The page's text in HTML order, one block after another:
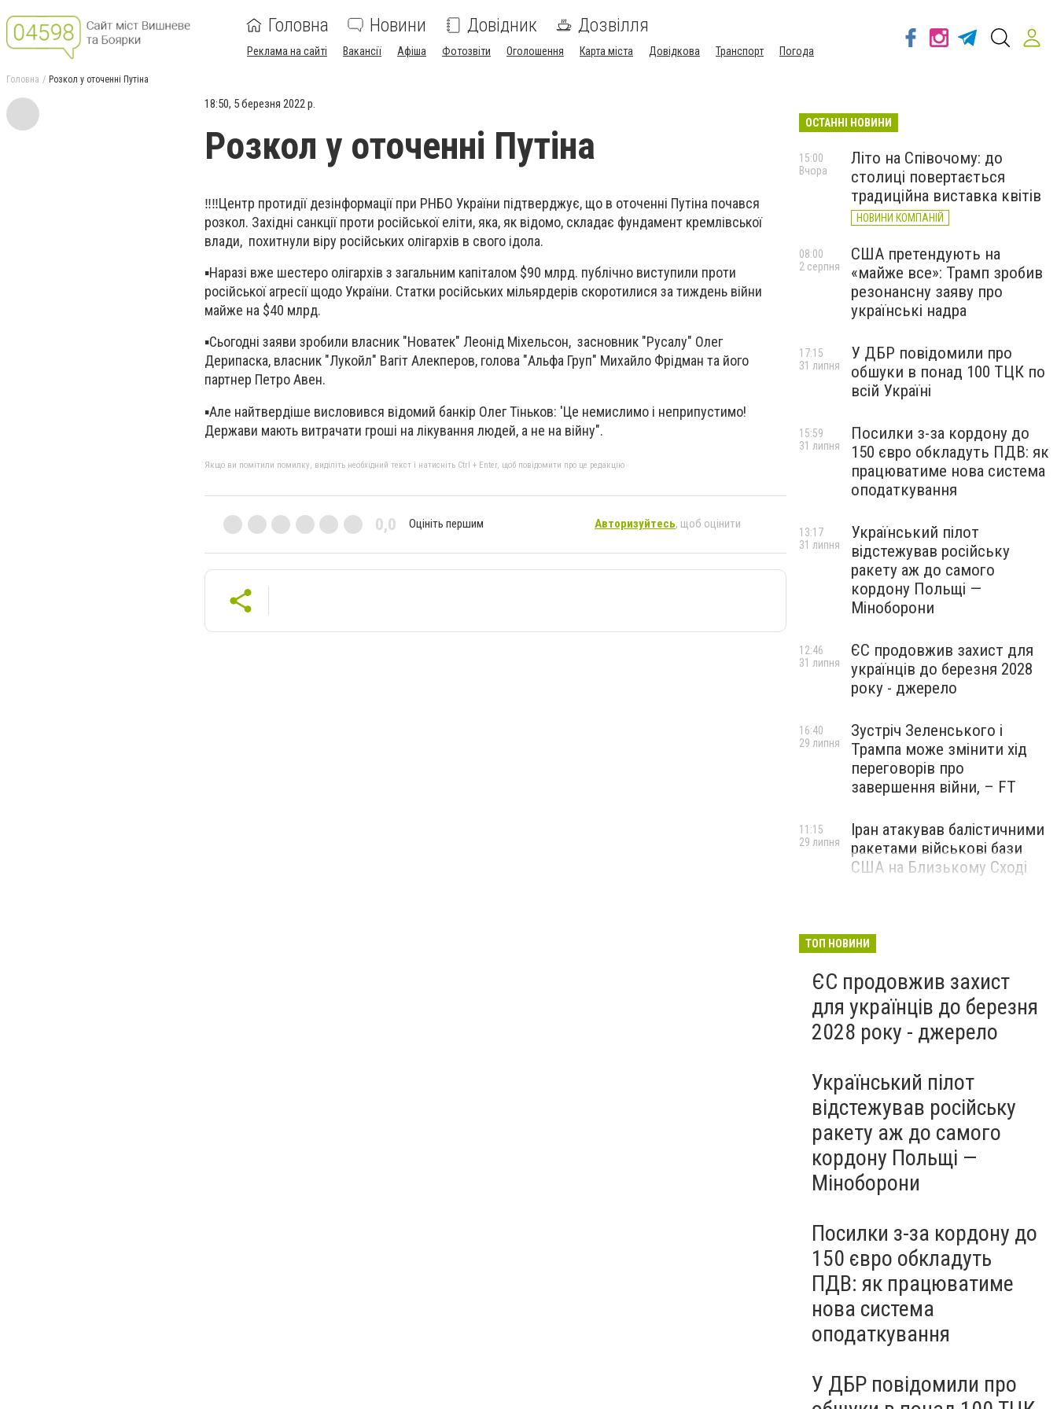
Головна Новини Довідник Дозвілля
Реклама на сайті Вакансії Афіша Фотозвіти Оголошення Карта міста Довідкова Транспорт Погода
Головна Розкол у оточенні Путіна
18:50, 5 березня 2022 р.
Розкол у оточенні Путіна
‼️‼️Центр протидії дезінформації при РНБО України підтверджує, що в оточенні Путіна почався
розкол. Західні санкції проти російської еліти, яка, як відомо, складає фундамент кремлівської
влади, похитнули віру російських олігархів в свого ідола.
▪️Наразі вже шестеро олігархів з загальним капіталом $90 млрд. публічно виступили проти
російської агресії щодо України. Статки російських мільярдерів скоротилися за тиждень війни
майже на $40 млрд.
▪️Сьогодні заяви зробили власник "Новатек" Леонід Міхельсон, засновник "Русалу" Олег
Дерипаска, власник "Лукойл" Вагіт Алекперов, голова "Альфа Груп" Михайло Фрідман та його
партнер Петро Авен.
▪️Але найтвердіше висловився відомий банкір Олег Тіньков: 'Це немислимо і неприпустимо!
Держави мають витрачати гроші на лікування людей, а не на війну".
Якщо ви помітили помилку, виділіть необхідний текст і натисніть Ctrl + Enter, щоб повідомити про це редакцію
0,0 Оцініть першим Авторизуйтесь, щоб оцінити
ОСТАННІ НОВИНИ
Літо на Співочому: до
столиці повертається
традиційна виставка квітів
НОВИНИ КОМПАНІЙ
15:00
Вчора
США претендують на
«майже все»: Трамп зробив
резонансну заяву про
українські надра
08:00
2 серпня
У ДБР повідомили про
обшуки в понад 100 ТЦК по
всій Україні
17:15
31 липня
Посилки з-за кордону до
150 євро обкладуть ПДВ: як
працюватиме нова система
оподаткування
15:59
31 липня
Український пілот
відстежував російську
ракету аж до самого
кордону Польщі —
Міноборони
13:17
31 липня
ЄС продовжив захист для
українців до березня 2028
року - джерело
12:46
31 липня
Зустріч Зеленського і
Трампа може змінити хід
переговорів про
завершення війни, – FT
16:40
29 липня
Іран атакував балістичними
ракетами військові бази
США на Близькому Сході
11:15
29 липня
ТОП НОВИНИ
ЄС продовжив захист
для українців до березня
2028 року - джерело
Український пілот
відстежував російську
ракету аж до самого
кордону Польщі —
Міноборони
Посилки з-за кордону до
150 євро обкладуть
ПДВ: як працюватиме
нова система
оподаткування
У ДБР повідомили про